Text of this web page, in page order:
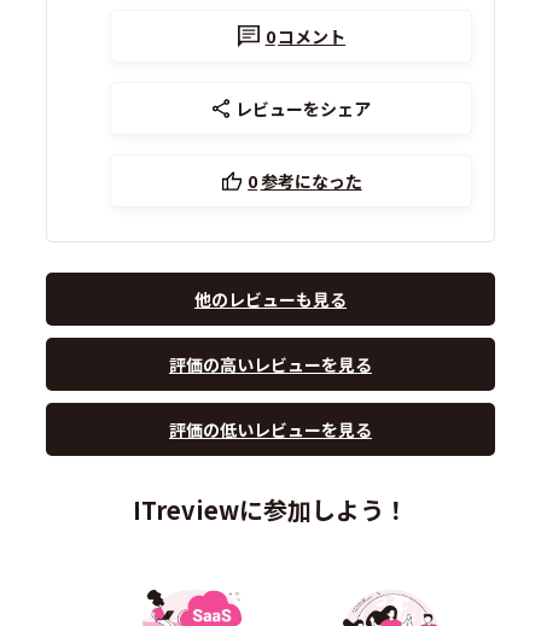
0コメント
レビューをシェア
0参考になった
他のレビューも見る
評価の高いレビューを見る
評価の低いレビューを見る
ITreviewに参加しよう！